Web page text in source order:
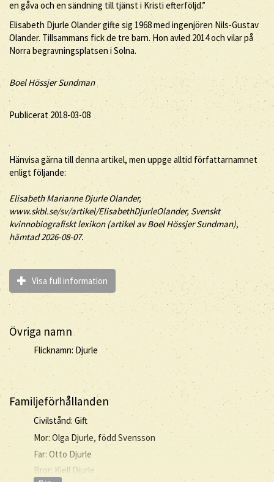
en gåva och en sändning till tjänst i Kristi efterföljd.”
Elisabeth Djurle Olander gifte sig 1968 med ingenjören Nils-Gustav
Olander. Tillsammans fick de tre barn. Hon avled 2014 och vilar på
Norra begravningsplatsen i Solna.
Boel Hössjer Sundman
Publicerat 2018-03-08
Hänvisa gärna till denna artikel, men uppge alltid författarnamnet
enligt följande:
ElisabethMarianneDjurle Olander,
www.skbl.se/sv/artikel/ElisabethDjurleOlander, Svenskt
kvinnobiografiskt lexikon (artikel avBoel Hössjer Sundman),
hämtad 2026-08-07.
Visa full information
Övriga namn
Flicknamn: Djurle
Familjeförhållanden
Civilstånd: Gift
Mor: Olga Djurle, född Svensson
Far: Otto Djurle
Bror: Kjell Djurle